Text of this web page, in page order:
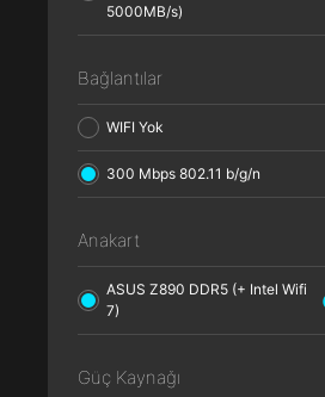
5000MB/s)
Bağlantılar
WIFI Yok
300 Mbps 802.11 b/g/n
Anakart
ASUS Z890 DDR5 (+ Intel Wifi
7)
Güç Kaynağı